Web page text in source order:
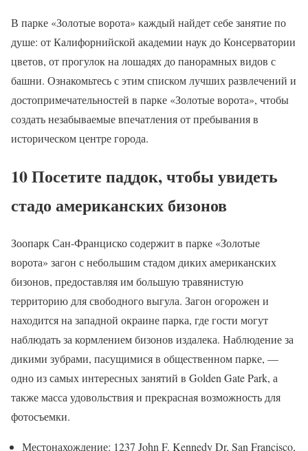
В парке «Золотые ворота» каждый найдет себе занятие по
душе: от Калифорнийской академии наук до Консерватории
цветов, от прогулок на лошадях до панорамных видов с
башни. Ознакомьтесь с этим списком лучших развлечений и
достопримечательностей в парке «Золотые ворота», чтобы
создать незабываемые впечатления от пребывания в
историческом центре города.
10 Посетите паддок, чтобы увидеть
стадо американских бизонов
Зоопарк Сан-Франциско содержит в парке «Золотые
ворота» загон с небольшим стадом диких американских
бизонов, предоставляя им большую травянистую
территорию для свободного выгула. Загон огорожен и
находится на западной окраине парка, где гости могут
наблюдать за кормлением бизонов издалека. Наблюдение за
дикими зубрами, пасущимися в общественном парке, —
одно из самых интересных занятий в Golden Gate Park, а
также масса удовольствия и прекрасная возможность для
фотосъемки.
Местонахождение: 1237 John F. Kennedy Dr, San Francisco,